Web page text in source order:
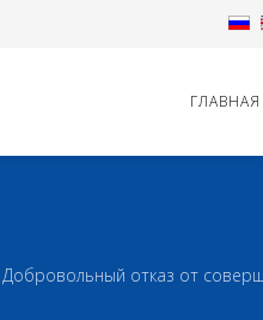
ГЛАВНАЯ
Добровольный отказ от